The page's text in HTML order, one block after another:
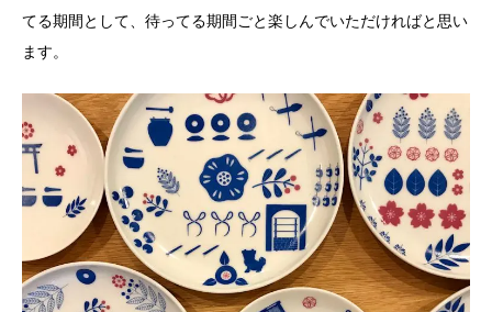
てる期間として、待ってる期間ごと楽しんでいただければと思い
ます。